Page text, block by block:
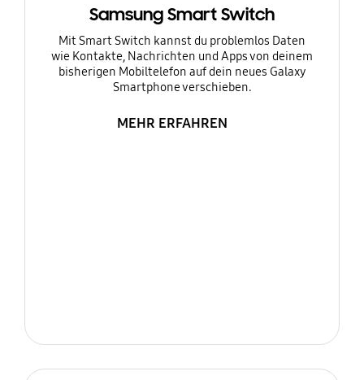
Samsung Smart Switch
Mit Smart Switch kannst du problemlos Daten
wie Kontakte, Nachrichten und Apps von deinem
bisherigen Mobiltelefon auf dein neues Galaxy
Smartphone verschieben.
MEHR ERFAHREN